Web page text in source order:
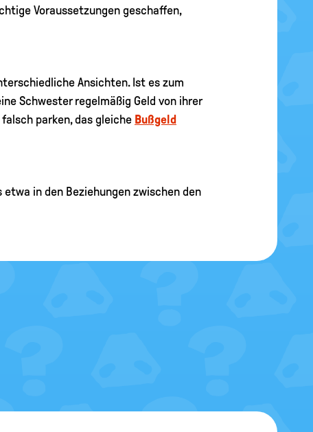
Voraussetzungen geschaffen,
Ansichten. Ist es zum
Schwester regelmäßig Geld von ihrer
parken, das gleiche Bußgeld
etwa in den Beziehungen zwischen den